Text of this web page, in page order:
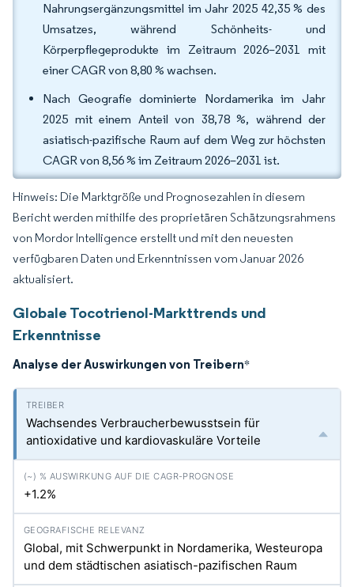
Nahrungsergänzungsmittel im Jahr 2025 42,35 % des
Umsatzes, während Schönheits- und
Körperpflegeprodukte im Zeitraum 2026–2031 mit
einer CAGR von 8,80 % wachsen.
Nach Geografie dominierte Nordamerika im Jahr
2025 mit einem Anteil von 38,78 %, während der
asiatisch-pazifische Raum auf dem Weg zur höchsten
CAGR von 8,56 % im Zeitraum 2026–2031 ist.
Hinweis: Die Marktgröße und Prognosezahlen in diesem
Bericht werden mithilfe des proprietären Schätzungsrahmens
von Mordor Intelligence erstellt und mit den neuesten
verfügbaren Daten und Erkenntnissen vom Januar 2026
aktualisiert.
Globale Tocotrienol-Markttrends und
Erkenntnisse
Analyse der Auswirkungen von Treibern*
Wachsendes Verbraucherbewusstsein für
antioxidative und kardiovaskuläre Vorteile
+1.2%
Global, mit Schwerpunkt in Nordamerika, Westeuropa
und dem städtischen asiatisch-pazifischen Raum